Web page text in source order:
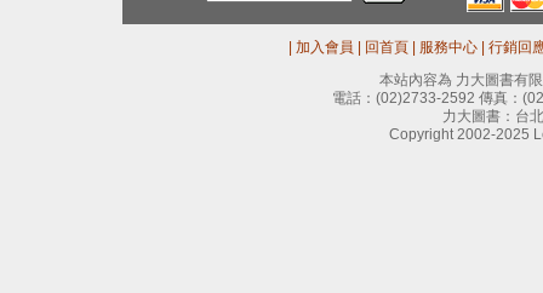
加入會員 回首頁 服務中心
行銷回
本站內容為 力大圖書有
電話： (02)2733-2592 傳真：
力大圖書：台
Copyright 2002-2025